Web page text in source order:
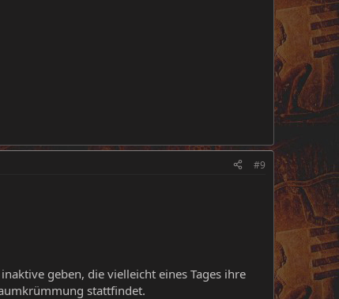
#9
geben, die vielleicht eines Tages ihre
stattfindet.